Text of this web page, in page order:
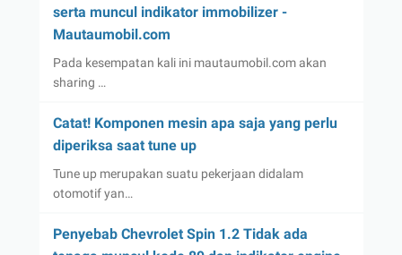
serta muncul indikator immobilizer -
Mautaumobil.com
Pada kesempatan kali ini mautaumobil.com akan
sharing …
Catat! Komponen mesin apa saja yang perlu
diperiksa saat tune up
Tune up merupakan suatu pekerjaan didalam
otomotif yan…
Penyebab Chevrolet Spin 1.2 Tidak ada